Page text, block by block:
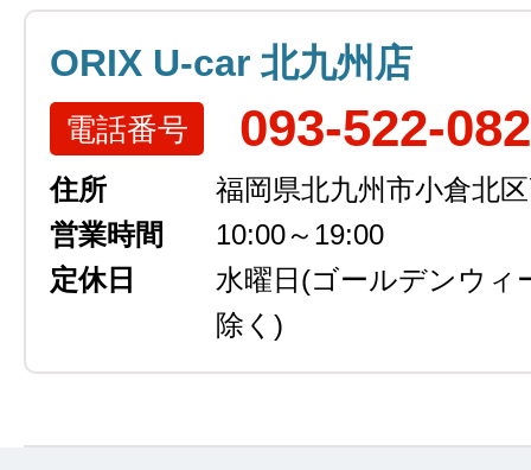
ORIX U-car 北九州店
電話番号 093-522-
住所
福岡県北九州市小倉北
営業時間
10:00～19:00
定休日
水曜日 (ゴールデンウィ
除く)